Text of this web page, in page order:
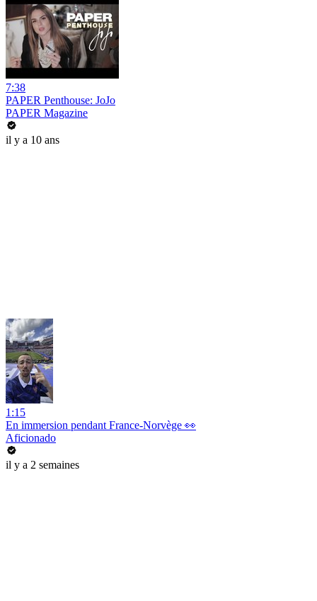
7:38
PAPER Penthouse: JoJo
PAPER Magazine
il y a 10 ans
1:15
En immersion pendant France-Norvège 👀
Aficionado
il y a 2 semaines